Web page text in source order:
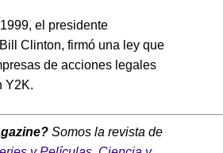
el presidente
Clinton, firmó una ley que
de acciones legales
Y2K.
Somos la revista de